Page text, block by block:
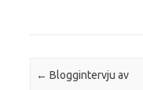
Post navigation
← Bloggintervju av